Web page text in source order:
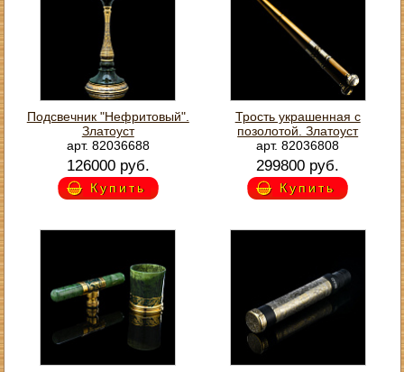
Подсвечник "Нефритовый".
Златоуст
арт. 82036688
126000 руб.
Купить
Трость украшенная с
позолотой. Златоуст
арт. 82036808
299800 руб.
Купить